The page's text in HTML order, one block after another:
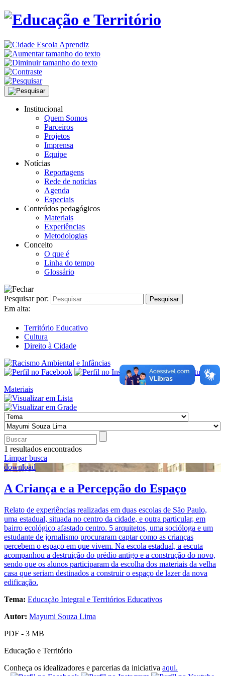
Institucional
Quem Somos
Parceiros
Projetos
Imprensa
Equipe
Notícias
Reportagens
Rede de notícias
Agenda
Especiais
Conteúdos pedagógicos
Materiais
Experiências
Metodologias
Conceito
O que é
Linha do tempo
Glossário
Pesquisar por:
Em alta:
Território Educativo
Cultura
Direito à Cidade
Materiais
1 resultados encontrados
Limpar busca
download
A Criança e a Percepção do Espaço
Relato de experiências realizadas em duas escolas de São Paulo,
uma estadual, situada no centro da cidade, e outra particular, em
bairro ecológico afastado centro. 5 arquitetos, uma socióloga e um
estudante de jornalismo procuraram captar como as crianças
percebem o espaço em que vivem. Na escola estadual, a escuta
acompanhou a destruição do prédio antigo e a construção do novo,
sendo que os alunos participaram da escolha dos materiais da velha
casa que seriam destinados a construir o espaço de lazer da nova
edificação.
Tema: Educação Integral e Territórios Educativos
Autor: Mayumi Souza Lima
PDF - 3 MB
Educação e Território
Conheça os idealizadores e parcerias da iniciativa aqui.